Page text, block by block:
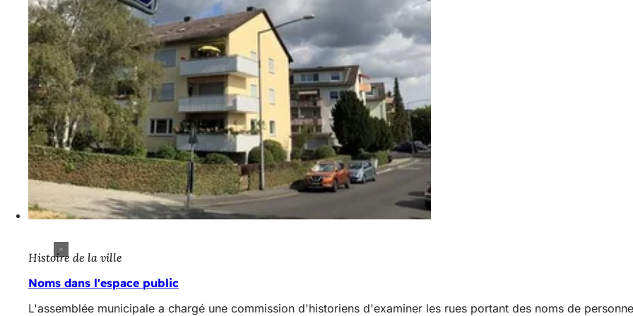
Histoire de la ville
Noms dans l'espace public
L'assemblée municipale a chargé une commission d'historiens d'examiner les rues portant des noms de